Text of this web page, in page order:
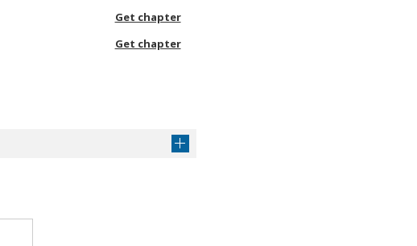
Get chapter
Get chapter